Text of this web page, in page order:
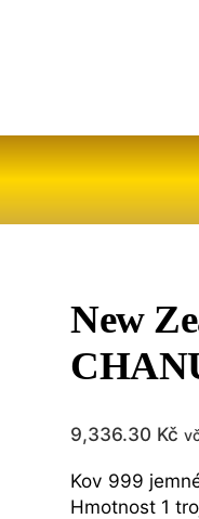
New
9,336.30 Kč
Kov 999
Hmotnost 1